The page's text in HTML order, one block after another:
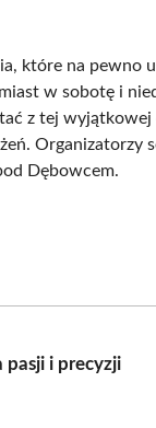
które na pewno
w sobotę i
z tej wyjątkowej
Organizatorzy
Dębowcem.
pasji i precyzji